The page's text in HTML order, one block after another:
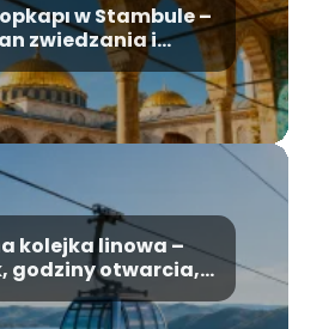
w Stambule –
zwiedzania i
atrakcje
kolejka linowa –
godziny otwarcia,
informacje